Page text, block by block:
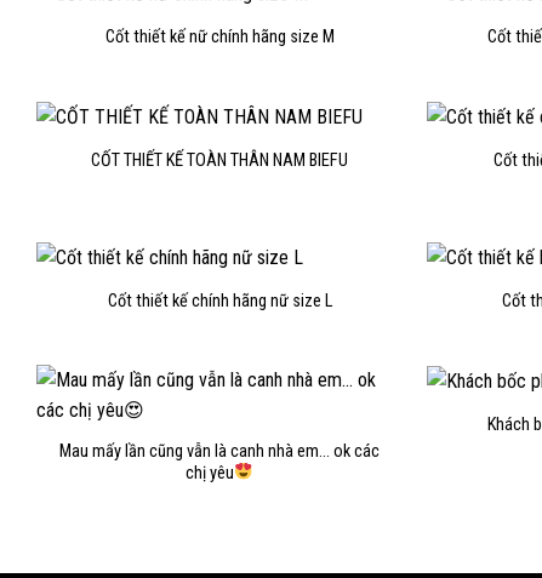
Cốt thiết kế nữ chính hãng size M Cốt
CỐT THIẾT KẾ TOÀN THÂN NAM BIEFU Cốt
Cốt thiết kế chính hãng nữ size L Cốt
Mau mấy lần cũng vẫn là canh nhà em… ok các
chị yêu
Khách